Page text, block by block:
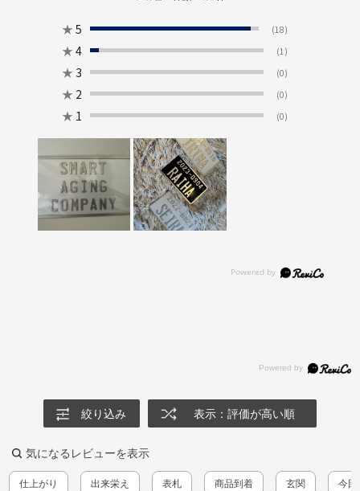
★ 5 (18)
★ 4 (1)
★ 3 (0)
★ 2 (0)
★ 1 (0)
絞り込み 表示：評価が高い順
気になるレビューを表示
仕上がり 出来栄え 表札 商品到着 玄関 今回